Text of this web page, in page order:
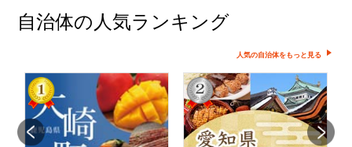
自治体の人気ランキング
人気の自治体をもっと見る